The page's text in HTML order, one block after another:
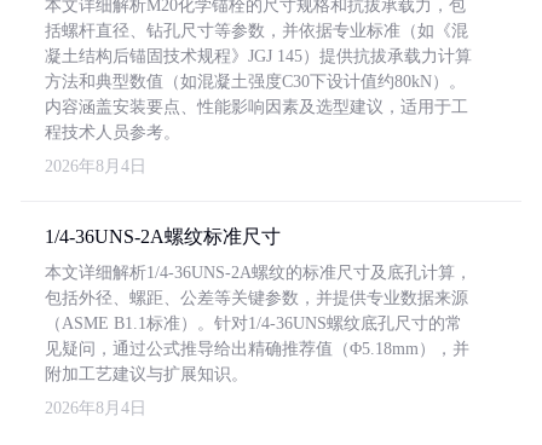
本文详细解析M20化学锚栓的尺寸规格和抗拔承载力，包
括螺杆直径、钻孔尺寸等参数，并依据专业标准（如《混
凝土结构后锚固技术规程》JGJ 145）提供抗拔承载力计算
方法和典型数值（如混凝土强度C30下设计值约80kN）。
内容涵盖安装要点、性能影响因素及选型建议，适用于工
程技术人员参考。
2026年8月4日
1/4-36UNS-2A螺纹标准尺寸
本文详细解析1/4-36UNS-2A螺纹的标准尺寸及底孔计算，
包括外径、螺距、公差等关键参数，并提供专业数据来源
（ASME B1.1标准）。针对1/4-36UNS螺纹底孔尺寸的常
见疑问，通过公式推导给出精确推荐值（Φ5.18mm），并
附加工艺建议与扩展知识。
2026年8月4日